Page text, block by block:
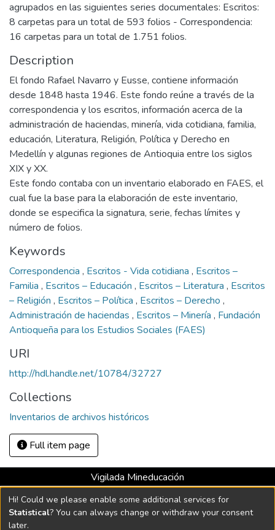
agrupados en las siguientes series documentales: Escritos:
8 carpetas para un total de 593 folios - Correspondencia:
16 carpetas para un total de 1.751 folios.
Description
El fondo Rafael Navarro y Eusse, contiene información
desde 1848 hasta 1946. Este fondo reúne a través de la
correspondencia y los escritos, información acerca de la
administración de haciendas, minería, vida cotidiana, familia,
educación, Literatura, Religión, Política y Derecho en
Medellín y algunas regiones de Antioquia entre los siglos
XIX y XX.
Este fondo contaba con un inventario elaborado en FAES, el
cual fue la base para la elaboración de este inventario,
donde se especifica la signatura, serie, fechas límites y
número de folios.
Keywords
Correspondencia , Escritos - Vida cotidiana , Escritos –
Familia , Escritos – Educación , Escritos – Literatura , Escritos
– Religión , Escritos – Política , Escritos – Derecho ,
Administración de haciendas , Escritos – Minería , Fundación
Antioqueña para los Estudios Sociales (FAES)
URI
http://hdl.handle.net/10784/32727
Collections
Inventarios de archivos históricos
Full item page
Vigilada Mineducación
Universidad con Acreditación Institucional hasta 2026 -
Resolución MEN 2158 de 2018
Hi! Could we please enable some additional services for
Statistical? You can always change or withdraw your consent
later.